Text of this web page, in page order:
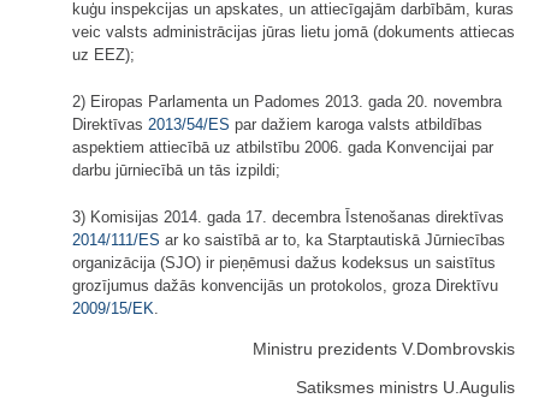
kuģu inspekcijas un apskates, un attiecīgajām darbībām, kuras
veic valsts administrācijas jūras lietu jomā (dokuments attiecas
uz EEZ);
2) Eiropas Parlamenta un Padomes 2013. gada 20. novembra
Direktīvas 2013/54/ES par dažiem karoga valsts atbildības
aspektiem attiecībā uz atbilstību 2006. gada Konvencijai par
darbu jūrniecībā un tās izpildi;
3) Komisijas 2014. gada 17. decembra Īstenošanas direktīvas
2014/111/ES ar ko saistībā ar to, ka Starptautiskā Jūrniecības
organizācija (SJO) ir pieņēmusi dažus kodeksus un saistītus
grozījumus dažās konvencijās un protokolos, groza Direktīvu
2009/15/EK
Ministru prezidents V.Dombrovskis
Satiksmes ministrs U.Augulis